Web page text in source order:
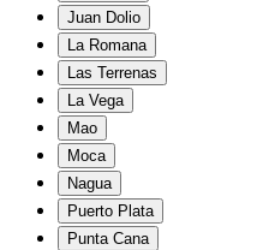
Juan Dolio
La Romana
Las Terrenas
La Vega
Mao
Moca
Nagua
Puerto Plata
Punta Cana